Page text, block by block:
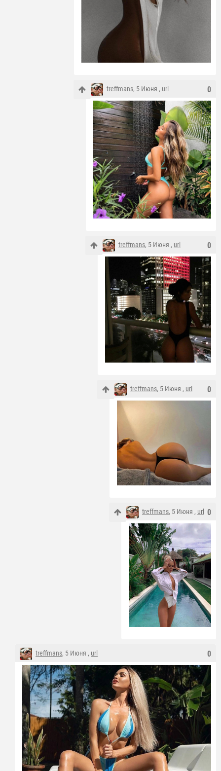
0
treffmans, 5 Июня , url
0
treffmans, 5 Июня , url
0
treffmans, 5 Июня , url
0
treffmans, 5 Июня , url
0
treffmans, 5 Июня , url